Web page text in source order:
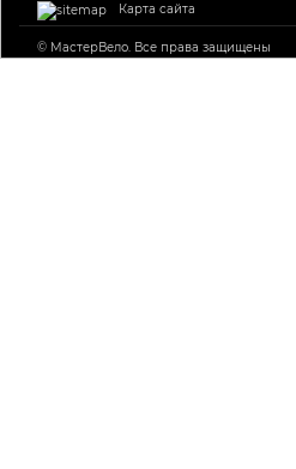
Карта сайта
© МастерВело. Все права защищены